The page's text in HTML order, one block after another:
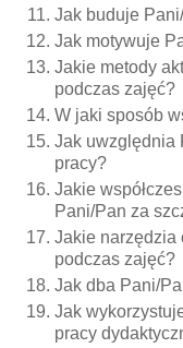
Jak buduje
Jak motywuje
Jakie metody
podczas zajęć?
W jaki sposób
Jak uwzględnia
pracy?
Jakie
Pani/Pan za
Jakie narzędzia
podczas zajęć?
Jak dba Pani/
Jak
pracy